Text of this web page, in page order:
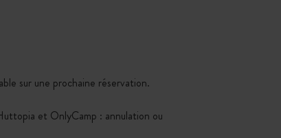
sur une prochaine réservation.
et OnlyCamp : annulation ou